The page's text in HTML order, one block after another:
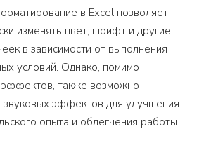
в Excel позволяет
изменять цвет, шрифт и другие
в зависимости от выполнения
условий. Однако, помимо
эффектов, также возможно
звуковых эффектов для улучшения
опыта и облегчения работы